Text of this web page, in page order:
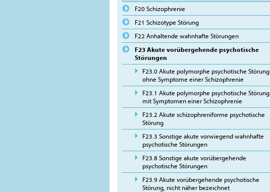
F20 Schizophrenie
F21 Schizotype Störung
F22 Anhaltende wahnhafte Störungen
F23 Akute vorübergehende psychotische
Störungen
F23.0 Akute polymorphe psychotische Störung
ohne Symptome einer Schizophrenie
F23.1 Akute polymorphe psychotische Störung
mit Symptomen einer Schizophrenie
F23.2 Akute schizophreniforme psychotische
Störung
F23.3 Sonstige akute vorwiegend wahnhafte
psychotische Störungen
F23.8 Sonstige akute vorübergehende
psychotische Störungen
F23.9 Akute vorübergehende psychotische
Störung, nicht näher bezeichnet